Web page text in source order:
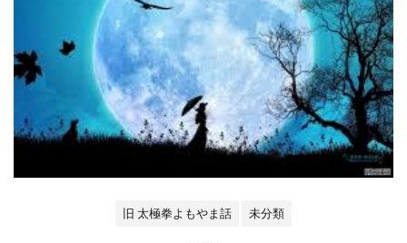
旧 太極拳よもやま話 未分類